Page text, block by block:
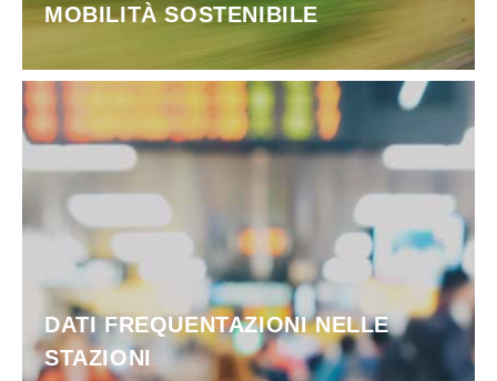
MOBILITÀ SOSTENIBILE
DATI FREQUENTAZIONI NELLE
STAZIONI